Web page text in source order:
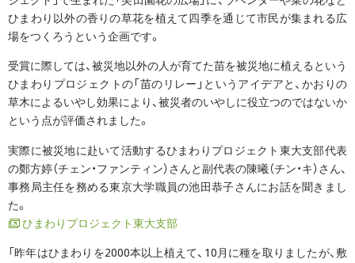
ひまわり以外の香りの草花を植えて四季を通じて市民が集まれる広
場をつくろうという企画です。
受賞に際しては、被災地以外の人が育てた苗を被災地に植えるという
ひまわりプロジェクトの「苗のリレー」というアイデアと、かおりの
草木によるいやし効果により、被災者のいやしに役立つのではないか
という点が評価されました。
実際に被災地に赴いて活動するひまわりプロジェクト東大支部代表
の鄭方婷（チェン・ファンティン）さんと副代表の陳曦（チン・キ）さん、
事務局主任を務める東京大学職員の池田恭子さんにお話を聞きまし
た。
ひまわりプロジェクト東大支部
「昨年はひまわりを2000本以上植えて、10月に種を取りましたが、敷